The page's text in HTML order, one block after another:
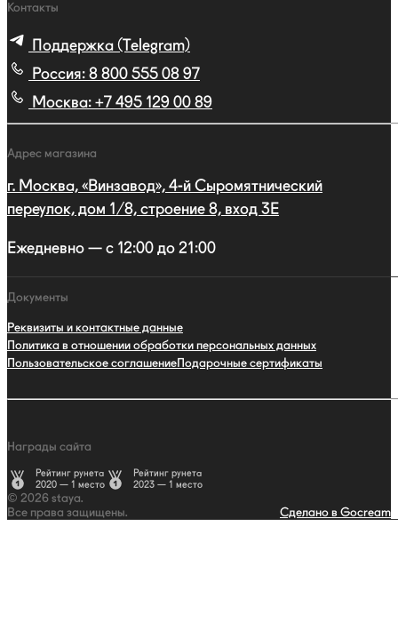
Контакты
Поддержка (Telegram)
Россия: 8 800 555 08 97
Москва: +7 495 129 00 89
Адрес магазина
г. Москва, «Винзавод», 4-й Сыромятнический
переулок, дом 1/8, строение 8, вход 3E
Ежедневно — с 12:00 до 21:00
Документы
Реквизиты и контактные данные
Политика в отношении обработки персональных данных
Пользовательское соглашениеПодарочные сертификаты
Награды сайта
Рейтинг рунета
2020 — 1 место
Рейтинг рунета
2023 — 1 место
© 2026 staya.
Все права защищены.
Сделано в Gocream